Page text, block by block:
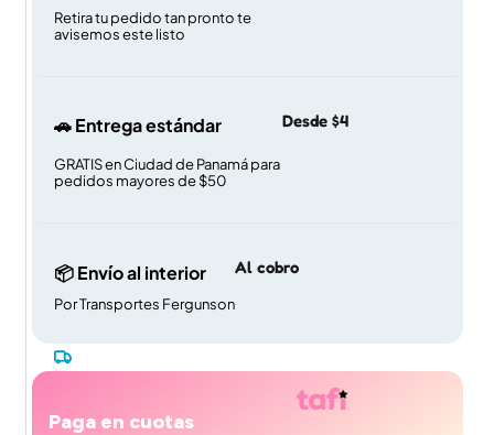
Retira tu pedido tan pronto te
avisemos este listo
🚗 Entrega estándar
GRATIS en Ciudad de Panamá para
pedidos mayores de $50
Desde $4
📦 Envío al interior
Por Transportes Fergunson
Al cobro
Paga en cuotas